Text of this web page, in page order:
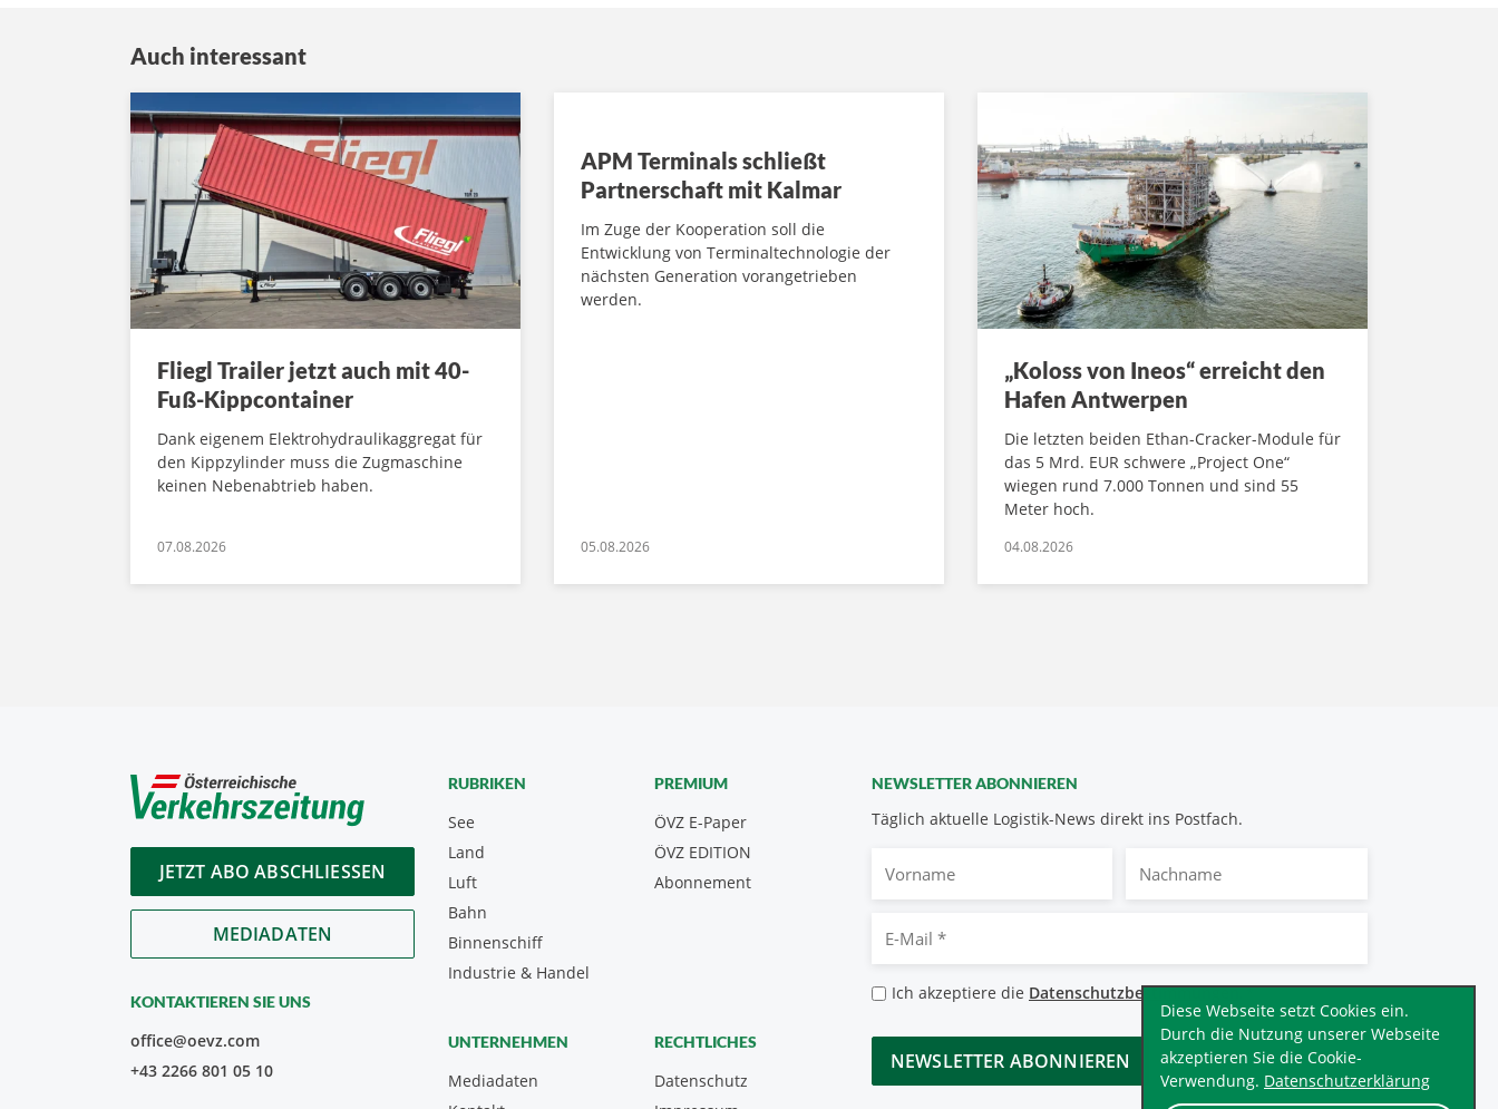
Diese Webseite setzt Cookies ein.
Durch die Nutzung unserer Webseite
akzeptieren Sie die Cookie-
Verwendung. Datenschutzerklärung
Auch interessant
Fliegl Trailer jetzt auch mit 40-
Fuß-Kippcontainer
Dank eigenem Elektrohydraulikaggregat für
den Kippzylinder muss die Zugmaschine
keinen Nebenabtrieb haben.
07.08.2026
APM Terminals schließt
Partnerschaft mit Kalmar
Im Zuge der Kooperation soll die
Entwicklung von Terminaltechnologie der
nächsten Generation vorangetrieben
werden.
05.08.2026
„Koloss von Ineos“ erreicht den
Hafen Antwerpen
Die letzten beiden Ethan-Cracker-Module für
das 5 Mrd. EUR schwere „Project One“
wiegen rund 7.000 Tonnen und sind 55
Meter hoch.
04.08.2026
JETZT ABO ABSCHLIESSEN
MEDIADATEN
KONTAKTIEREN SIE UNS
office@oevz.com
+43 2266 801 05 10
NEWSLETTER ABONNIEREN
Täglich aktuelle Logistik-News direkt ins Postfach.
Mail
Datenschutzbestimmungen
Ich akzeptiere die Datenschutzbestimmungen.*
CAPTCHA
RUBRIKEN
See
Land
Luft
Bahn
Binnenschiff
Industrie & Handel
PREMIUM
ÖVZ E-Paper
Abonnement
ÖVZ EDITION
UNTERNEHMEN
Mediadaten
RECHTLICHES
Datenschutz